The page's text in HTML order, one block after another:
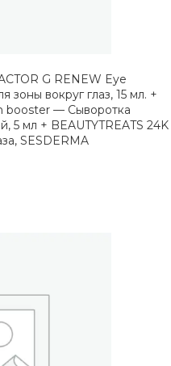
G RENEW Eye
вокруг глаз, 15 мл. +
booster — Сыворотка
5 мл + BEAUTYTREATS 24K
SESDERMA